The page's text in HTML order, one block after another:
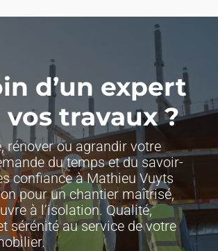
d’un expert
travaux ?
rénover ou agrandir votre
du temps et du savoir-
confiance à Mathieu Vuyts
pour un chantier maîtrisé,
à l’isolation. Qualité,
sérénité au service de votre